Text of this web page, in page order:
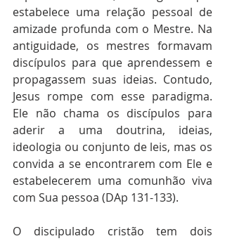
estabelece uma relação pessoal de
amizade profunda com o Mestre. Na
antiguidade, os mestres formavam
discípulos para que aprendessem e
propagassem suas ideias. Contudo,
Jesus rompe com esse paradigma.
Ele não chama os discípulos para
aderir a uma doutrina, ideias,
ideologia ou conjunto de leis, mas os
convida a se encontrarem com Ele e
estabelecerem uma comunhão viva
com Sua pessoa (DAp 131-133).
O discipulado cristão tem dois